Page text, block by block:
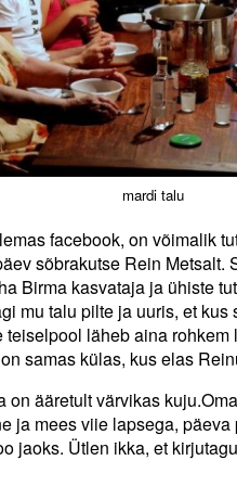
mardi talu
facebook, on võimalik
sõbrakutse Rein Metsalt.
Birma kasvataja ja ühiste
mu talu pilte ja uuris, et
läheb aina
samas külas, kus elas
on ääretult värvikas
ja mees viie lapsega,
jaoks. Ütlen ikka, et